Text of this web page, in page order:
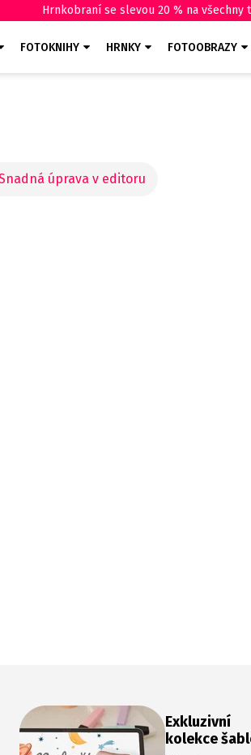
Hrnkobraní se slevou 20 % na všechny
FOTOKNIHY HRNKY FOTOOBRAZY
Exkluzivní
kolekce